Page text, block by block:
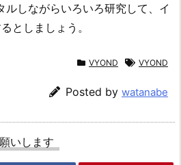
ルしながらいろいろ研究して、イ
としましょう。
VYOND VYOND
Posted by watanabe
いします